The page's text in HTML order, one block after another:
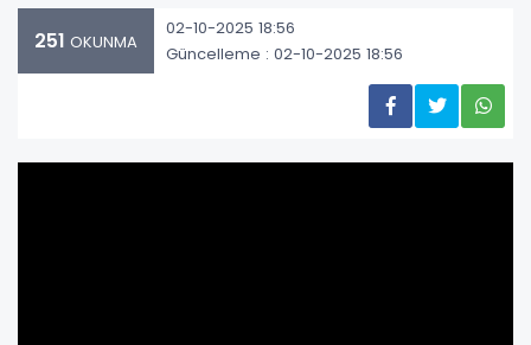
251 OKUNMA
02-10-2025 18:56
Güncelleme : 02-10-2025 18:56